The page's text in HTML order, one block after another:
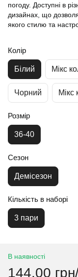
погоду. Доступні в
дизайнах, що
якого стилю та
Колір
Білий Мікс
Чорний Мікс
Розмір
36-40
Сезон
Демісезон
Кількість в наборі
3 пари
В наявності
144.00